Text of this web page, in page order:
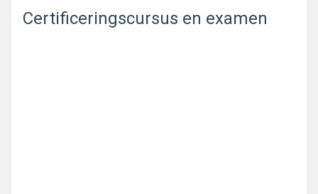
Certificeringscursus en examen